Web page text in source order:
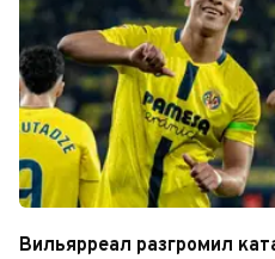
Вильярреал разгромил